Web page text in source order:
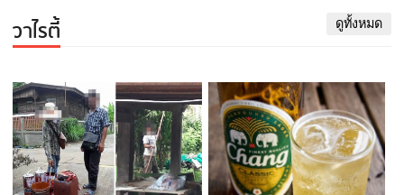
วาไรตี้ ดูทั้งหมด